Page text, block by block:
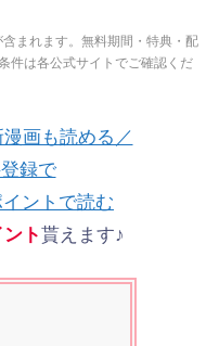
まれます。無料期間・特典・配
件は各公式サイトでご確認くだ
画も読める／
録で
ントで読む
ト貰えます♪